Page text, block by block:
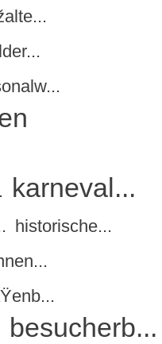
karneval...
historische...
besucherb...